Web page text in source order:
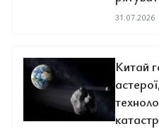
31.07.2026
Китай